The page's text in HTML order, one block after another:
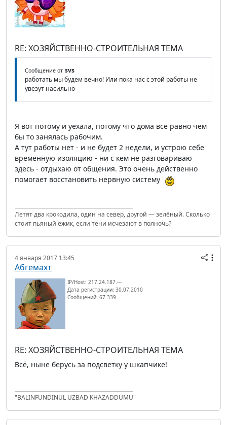
RE: ХОЗЯЙСТВЕННО-СТРОИТЕЛЬНАЯ ТЕМА
Сообщение от svs
работать мы будем вечно! Или пока нас с этой работы не
увезут насильно
Я вот потому и уехала, потому что дома все равно чем
бы то занялась рабочим.
А тут работы нет - и не будет 2 недели, и устрою себе
временную изоляцию - ни с кем не разговариваю
здесь - отдыхаю от общения. Это очень действенно
помогает восстановить нервную систему
Летят два крокодила, один на север, другой — зелёный. Сколько
стоит пьяный ёжик, если тени исчезают в полночь?
4 января 2017 13:45
Абгемахт
IP/Host: 217.24.187.---
Дата регистрации: 30.07.2010
Сообщений: 67 339
RE: ХОЗЯЙСТВЕННО-СТРОИТЕЛЬНАЯ ТЕМА
Всё, ныне берусь за подсветку у шкапчике!
"BALINFUNDINUL UZBAD KHAZADDUMU"